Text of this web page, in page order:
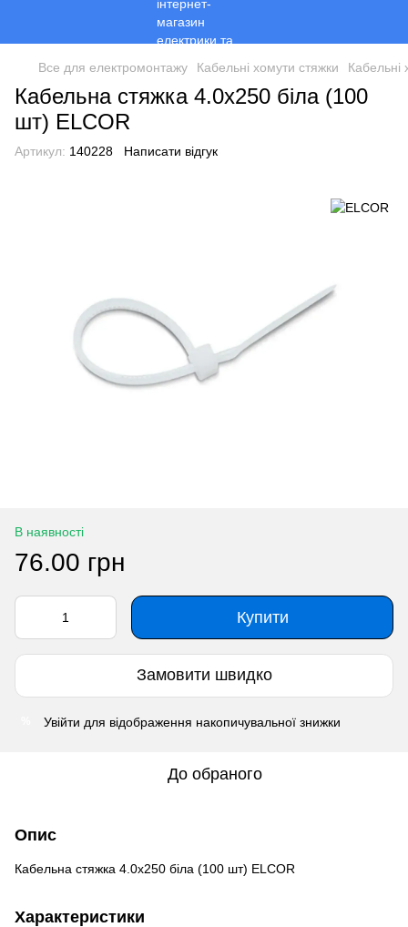
Все для електромонтажу Кабельні хомути стяжки Кабельні
Кабельна стяжка 4.0х250 біла (100
шт) ELCOR
Артикул: 140228 Написати відгук
В наявності
76.00 грн
Купити
Замовити швидко
Увійти для відображення накопичувальної знижки
До обраного
Опис
Кабельна стяжка 4.0х250 біла (100 шт) ELCOR
Характеристики